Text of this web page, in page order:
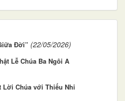
Đời” (22/05/2026)
Lễ Chúa Ba Ngôi A
Lời Chúa với Thiếu Nhi